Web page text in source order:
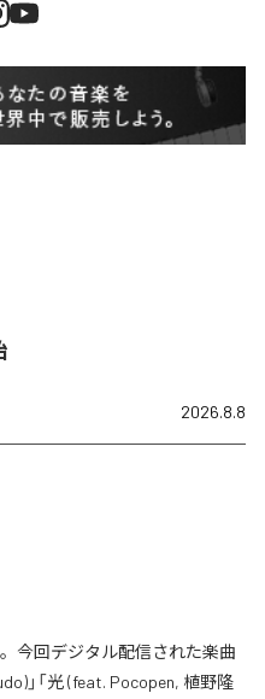
2026.8.8
今回デジタル配信された楽曲
」「光 (feat. Pocopen, 植野隆